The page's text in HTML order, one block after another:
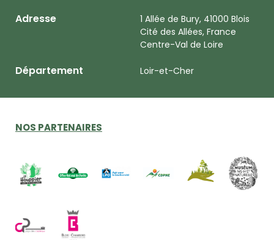
Adresse
1 Allée de Bury, 41000 Blois
Cité des Allées, France
Centre-Val de Loire
Département Loir-et-Cher
NOS PARTENAIRES